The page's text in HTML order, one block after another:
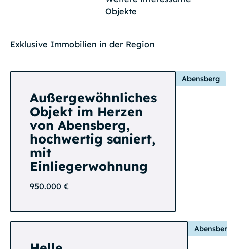
Objekte
Exklusive Immobilien in der Region
Außergewöhnliches
Objekt im Herzen
von Abensberg,
hochwertig saniert,
mit
Einliegerwohnung
950.000 €
Abensberg